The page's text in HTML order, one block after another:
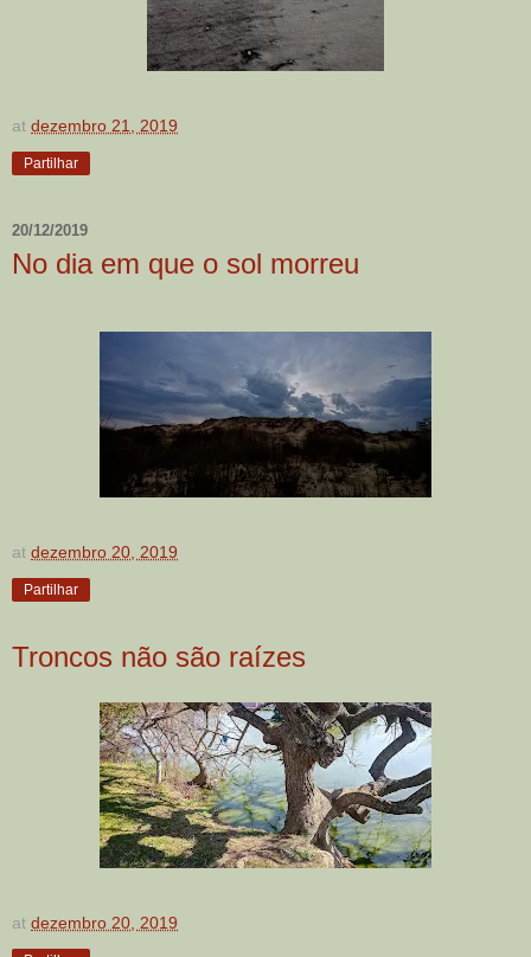
at dezembro 21, 2019
Partilhar
20/12/2019
No dia em que o sol morreu
at dezembro 20, 2019
Partilhar
Troncos não são raízes
at dezembro 20, 2019